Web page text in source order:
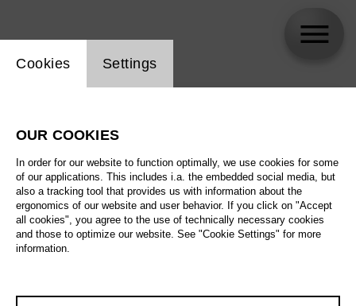
All artistic fields
All locations
All features
Website cookie setting
Cookies Settings
OUR COOKIES
In order for our website to function optimally, we use cookies for some
of our applications. This includes i.a. the embedded social media, but
also a tracking tool that provides us with information about the
ergonomics of our website and user behavior. If you click on "Accept
all cookies", you agree to the use of technically necessary cookies
and those to optimize our website. See "Cookie Settings" for more
information.